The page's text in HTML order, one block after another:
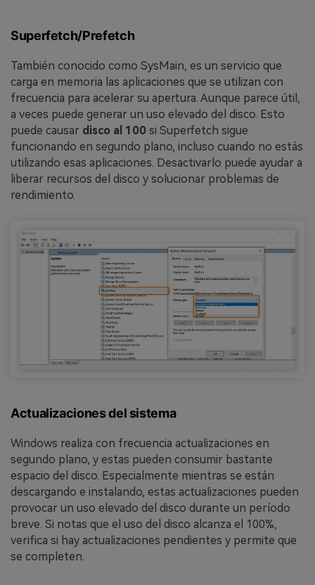
Superfetch/Prefetch
También conocido como SysMain, es un servicio que
carga en memoria las aplicaciones que se utilizan con
frecuencia para acelerar su apertura. Aunque parece útil,
a veces puede generar un uso elevado del disco. Esto
puede causar disco al 100 si Superfetch sigue
funcionando en segundo plano, incluso cuando no estás
utilizando esas aplicaciones. Desactivarlo puede ayudar a
liberar recursos del disco y solucionar problemas de
rendimiento.
Actualizaciones del sistema
Windows realiza con frecuencia actualizaciones en
segundo plano, y estas pueden consumir bastante
espacio del disco. Especialmente mientras se están
descargando e instalando, estas actualizaciones pueden
provocar un uso elevado del disco durante un período
breve. Si notas que el uso del disco alcanza el 100%,
verifica si hay actualizaciones pendientes y permite que
se completen.